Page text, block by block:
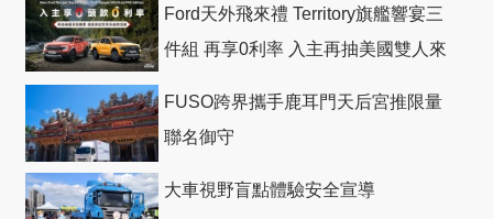
Ford天外飛來禮 Territory旗艦響宴三
件組 再享0利率 入主再抽美國雙人來
FUSO跨界攜手鹿耳門天后宮推限量
聯名御守
大車視野盲點體驗安全宣導